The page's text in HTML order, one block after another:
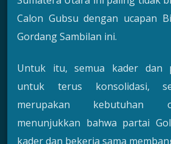
Calon Gubsu dengan ucapan
Gordang Sambilan ini.
Untuk itu, semua kader dan
untuk terus konsolidasi,
merupakan kebutuhan
menunjukkan bahwa partai
kader dan bekerja sama